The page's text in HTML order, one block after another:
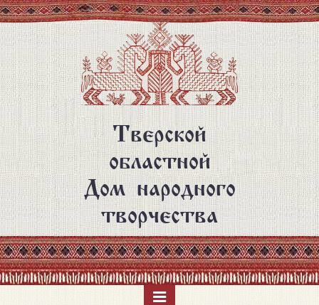
Перейти
к
основному
содержанию
Тверской
областной
Дом народного
творчества